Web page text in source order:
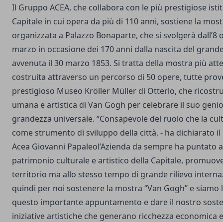
Il Gruppo ACEA, che collabora con le più prestigiose
Capitale in cui opera da più di 110 anni, sostiene la
organizzata a Palazzo Bonaparte, che si svolgerà
marzo in occasione dei 170 anni dalla nascita del
avvenuta il 30 marzo 1853. Si tratta della mostra più
costruita attraverso un percorso di 50 opere, tutte
prestigioso Museo Kröller Müller di Otterlo, che
umana e artistica di Van Gogh per celebrare il suo
grandezza universale. “Consapevole del ruolo che la
come strumento di sviluppo della città, - ha dichiarato il
Acea Giovanni Papaleol’Azienda da sempre ha puntato
patrimonio culturale e artistico della Capitale,
territorio ma allo stesso tempo di grande rilievo
quindi per noi sostenere la mostra “Van Gogh” e
questo importante appuntamento e dare il nostro
iniziative artistiche che generano ricchezza economica